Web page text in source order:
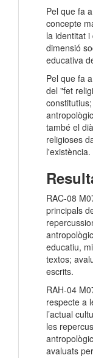
Pel que fa
concepte
la identitat
dimensió
educativa
Pel que fa
del "fet
també el
religioses
l'existència.
RAC-08
principals
educatiu,
textos;
escrits.
RAH-04
respecte a
l’actual
les
avaluats